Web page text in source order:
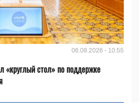
06.08.2026 - 10:55
«круглый стол» по поддержке